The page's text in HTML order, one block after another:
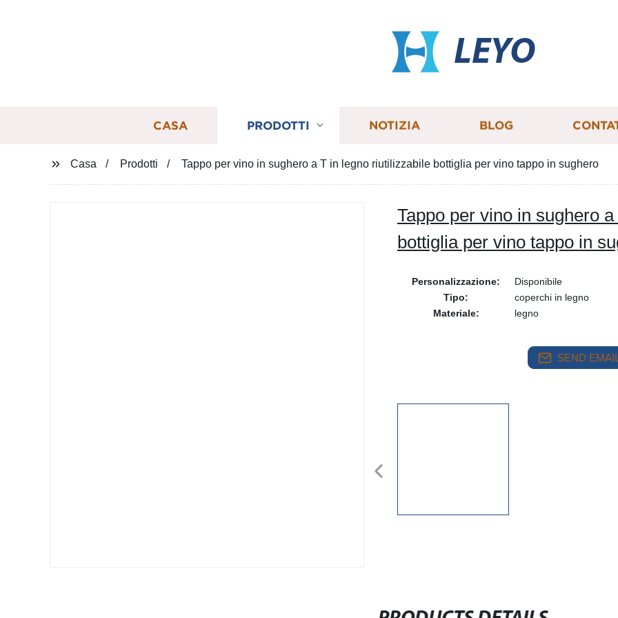
LEYO
CASA PRODOTTI NOTIZIA BLOG
Casa Prodotti Tappo per vino in sughero a T in legno riutilizzabile bottiglia per vino tappo in sughero
Tappo per vino in sughero
bottiglia per vino tappo in
Personalizzazione:
Disponibile
Tipo:
coperchi in legno
Materiale:
legno
SEND